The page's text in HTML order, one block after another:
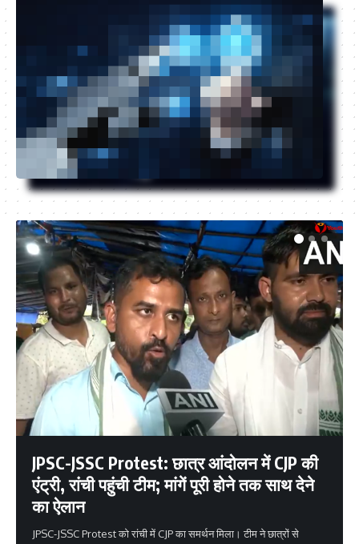
JPSC-JSSC Protest: छात्र आंदोलन में CJP की
एंट्री, रांची पहुंची टीम; मांगें पूरी होने तक साथ देने
का ऐलान
JPSC-JSSC Protest को रांची में CJP का समर्थन मिला। टीम ने छात्रों से